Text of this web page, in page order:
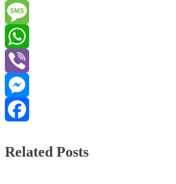
Email
Message
WhatsApp
Viber
Messenger
Related Posts